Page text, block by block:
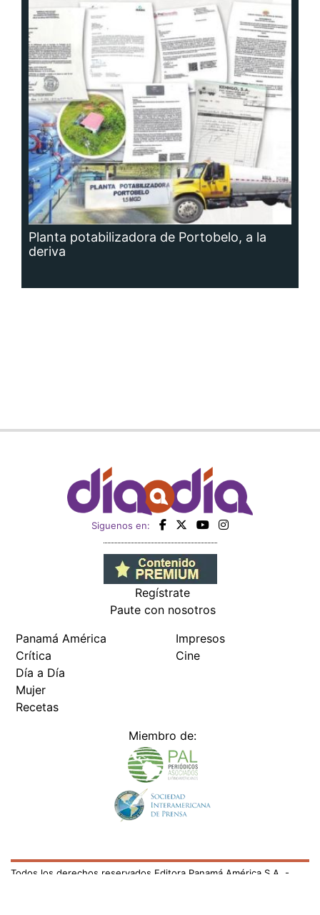
Planta potabilizadora de Portobelo, a la
deriva
Siguenos en:
Regístrate
Paute con nosotros
Panamá América
Crítica
Día a Día
Mujer
Recetas
Impresos
Cine
Miembro de:
Todos los derechos reservados Editora Panamá América S.A. -